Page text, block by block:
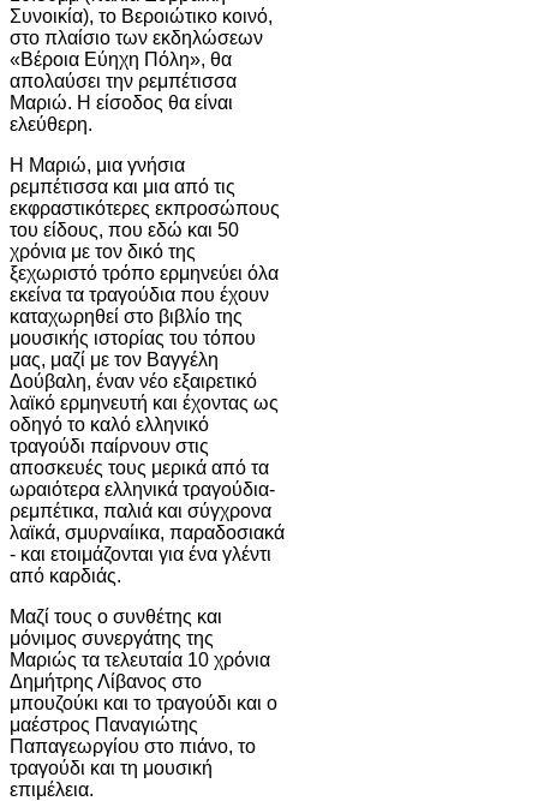
Συνοικία), το Βεροιώτικο κοινό,
στο πλαίσιο των εκδηλώσεων
«Βέροια Εύηχη Πόλη», θα
απολαύσει την ρεμπέτισσα
Μαριώ. Η είσοδος θα είναι
ελεύθερη.
Η Μαριώ, μια γνήσια
ρεμπέτισσα και μια από τις
εκφραστικότερες εκπροσώπους
του είδους, που εδώ και 50
χρόνια με τον δικό της
ξεχωριστό τρόπο ερμηνεύει όλα
εκείνα τα τραγούδια που έχουν
καταχωρηθεί στο βιβλίο της
μουσικής ιστορίας του τόπου
μας, μαζί με τον Βαγγέλη
Δούβαλη, έναν νέο εξαιρετικό
λαϊκό ερμηνευτή και έχοντας ως
οδηγό το καλό ελληνικό
τραγούδι παίρνουν στις
αποσκευές τους μερικά από τα
ωραιότερα ελληνικά τραγούδια-
ρεμπέτικα, παλιά και σύγχρονα
λαϊκά, σμυρναίικα, παραδοσιακά
- και ετοιμάζονται για ένα γλέντι
από καρδιάς.
Μαζί τους ο συνθέτης και
μόνιμος συνεργάτης της
Μαριώς τα τελευταία 10 χρόνια
Δημήτρης Λίβανος στο
μπουζούκι και το τραγούδι και ο
μαέστρος Παναγιώτης
Παπαγεωργίου στο πιάνο, το
τραγούδι και τη μουσική
επιμέλεια.